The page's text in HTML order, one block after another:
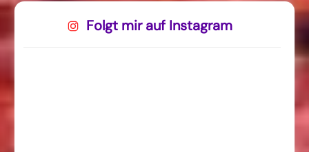
Folgt mir auf Instagram